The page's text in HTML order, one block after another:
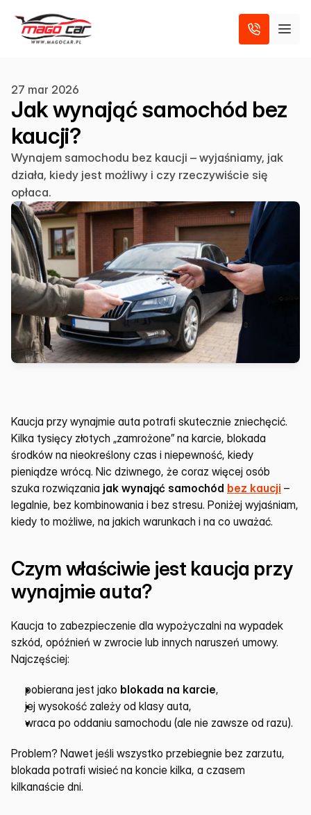
27 mar 2026
Jak wynająć samochód bez
kaucji?
Wynajem samochodu bez kaucji – wyjaśniamy, jak
działa, kiedy jest możliwy i czy rzeczywiście się
opłaca.
Kaucja przy wynajmie auta potrafi skutecznie zniechęcić.
Kilka tysięcy złotych „zamrożone” na karcie, blokada
środków na nieokreślony czas i niepewność, kiedy
pieniądze wrócą. Nic dziwnego, że coraz więcej osób
szuka rozwiązania jak wynająć samochód bez kaucji –
legalnie, bez kombinowania i bez stresu. Poniżej wyjaśniam,
kiedy to możliwe, na jakich warunkach i na co uważać.
Czym właściwie jest kaucja przy
wynajmie auta?
Kaucja to zabezpieczenie dla wypożyczalni na wypadek
szkód, opóźnień w zwrocie lub innych naruszeń umowy.
Najczęściej:
pobierana jest jako blokada na karcie,
jej wysokość zależy od klasy auta,
wraca po oddaniu samochodu (ale nie zawsze od razu).
Problem? Nawet jeśli wszystko przebiegnie bez zarzutu,
blokada potrafi wisieć na koncie kilka, a czasem
kilkanaście dni.